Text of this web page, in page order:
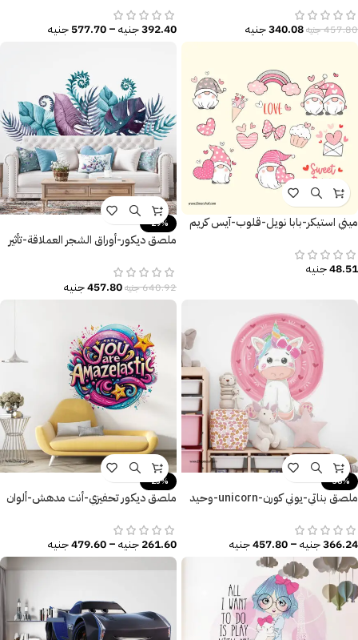
457.80جنيه340.08جنيه
392.40جنيه–
577.70جنيه
ميني استيكر-بابا نويل-قلوب-آيس كريم
48.51جنيه
-29%
ملصق ديكور-أوراق الشجر العملاقة-تأثير
640.92جنيه457.80جنيه
-38%
ملصق بناتي-يوني كورن-unicorn-وحيد
366.24جنيه–
457.80جنيه
-25%
ملصق ديكور تحفيزي-أنت مدهش-ألوان
261.60جنيه–
479.60جنيه